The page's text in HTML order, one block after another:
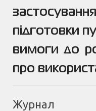
підготовки
вимоги до
про
Журнал